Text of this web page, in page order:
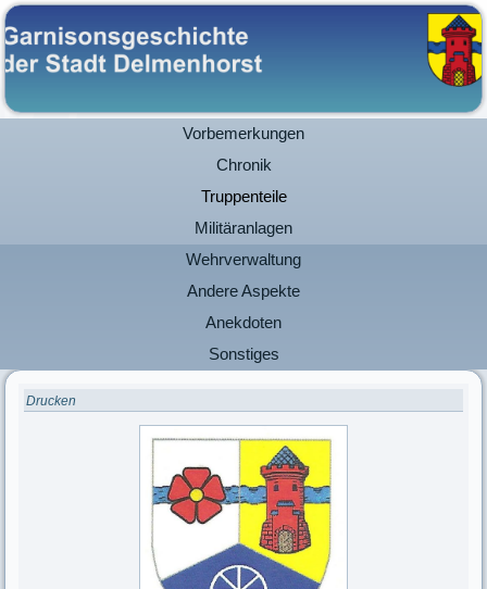
Vorbemerkungen
Chronik
Truppenteile
Militäranlagen
Wehrverwaltung
Andere Aspekte
Anekdoten
Sonstiges
Drucken